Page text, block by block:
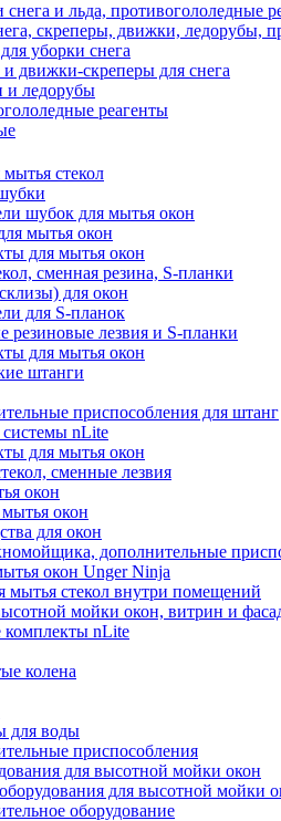
снега и льда, противогололедные
скреперы, движки, ледорубы,
уборки снега
движки-скреперы для снега
и ледорубы
реагенты
стекол
шубок для мытья окон
мытья окон
для мытья окон
сменная резина, S-планки
для окон
для S-планок
резиновые лезвия и S-планки
для мытья окон
штанги
приспособления для штанг
nLite
для мытья окон
сменные лезвия
окон
окон
для окон
дополнительные
окон Unger Ninja
мытья стекол внутри помещений
мойки окон, витрин и
комплекты nLite
колена
для воды
приспособления
для высотной мойки окон
для высотной мойки
оборудование